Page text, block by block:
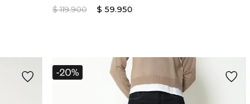
$119.900 $ 59.950